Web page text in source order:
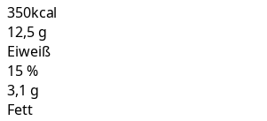
350kcal
12,5g
Eiweiß
15%
3,1 g
Fett